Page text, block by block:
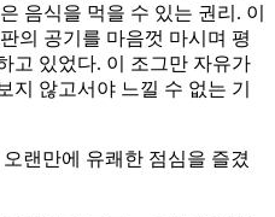
음식을 먹을 수 있는 권리. 이
의 공기를 마음껏 마시며 평
고 있었다. 이 조그만 자유가
지 않고서야 느낄 수 없는 기
랜만에 유쾌한 점심을 즐겼